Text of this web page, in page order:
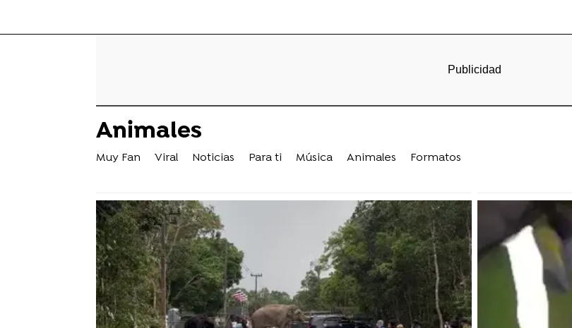
Animales
Muy Fan Viral Noticias Para ti Música Animales Formatos